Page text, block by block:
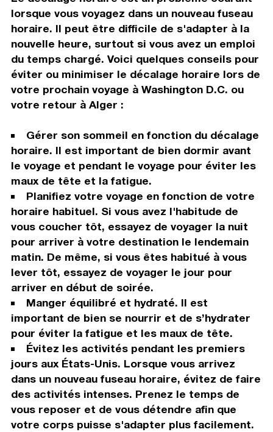
lorsque vous voyagez dans un nouveau fuseau
horaire. Il peut être difficile de s'adapter à la
nouvelle heure, surtout si vous avez un emploi
du temps chargé. Voici quelques conseils pour
éviter ou minimiser le décalage horaire lors de
votre prochain voyage à Washington D.C. ou
votre retour à Alger :
Gérer son sommeil en fonction du décalage
horaire. Il est important de bien dormir avant
le voyage et pendant le voyage pour éviter les
maux de tête et la fatigue.
Planifiez votre voyage en fonction de votre
horaire habituel. Si vous avez l'habitude de
vous coucher tôt, essayez de voyager la nuit
pour arriver à votre destination le lendemain
matin. De même, si vous êtes habitué à vous
lever tôt, essayez de voyager le jour pour
arriver en début de soirée.
Manger équilibré et hydraté. Il est
important de bien se nourrir et de s’hydrater
pour éviter la fatigue et les maux de tête.
Évitez les activités pendant les premiers
jours aux États-Unis. Lorsque vous arrivez
dans un nouveau fuseau horaire, évitez de faire
des activités intenses. Prenez le temps de
vous reposer et de vous détendre afin que
votre corps puisse s'adapter plus facilement.